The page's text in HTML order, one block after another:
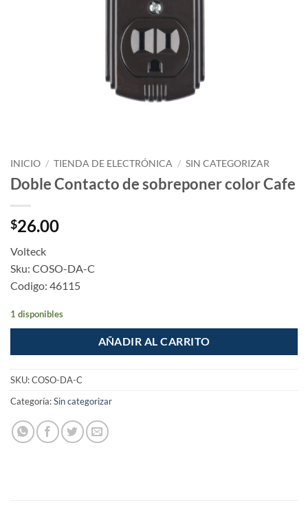
INICIO / TIENDA DE ELECTRÓNICA / SIN CATEGORIZAR
Doble Contacto de sobreponer color Cafe
$26.00
Volteck
Sku: COSO-DA-C
Codigo: 46115
1 disponibles
AÑADIR AL CARRITO
SKU:COSO-DA-C
Categoría:Sin categorizar